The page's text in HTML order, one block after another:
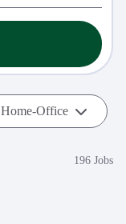
Home-Office
196 Jobs